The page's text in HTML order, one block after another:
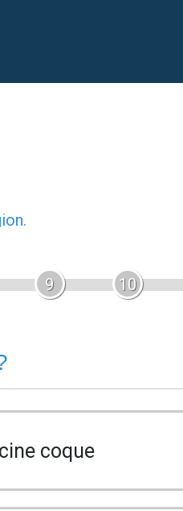
9 10
coque